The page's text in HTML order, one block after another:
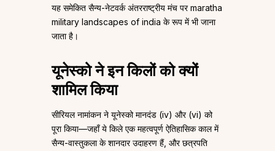
यह समेकित सैन्य-नेटवर्क अंतरराष्ट्रीय मंच पर maratha
military landscapes of india के रूप में भी जाना
जाता है।
यूनेस्को ने इन किलों को क्यों
शामिल किया
सीरियल नामांकन ने यूनेस्को मानदंड (iv) और (vi) को
पूरा किया—जहाँ ये किले एक महत्वपूर्ण ऐतिहासिक काल में
सैन्य-वास्तुकला के शानदार उदाहरण हैं, और छत्रपति